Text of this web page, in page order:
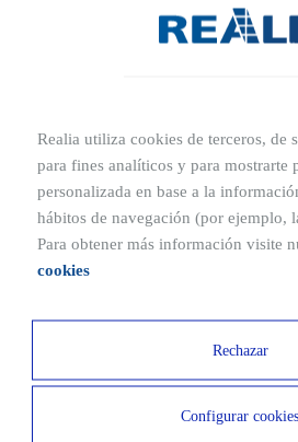
Obtén más información de tu
Realia utiliza cookies de terceros, de
para fines analíticos y para mostrarte
personalizada en base a la
hábitos de navegación (por ejemplo,
Para obtener más información visite
cookies
Rechazar
Configurar cookies